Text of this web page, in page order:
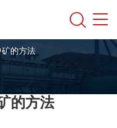
的方法
的方法